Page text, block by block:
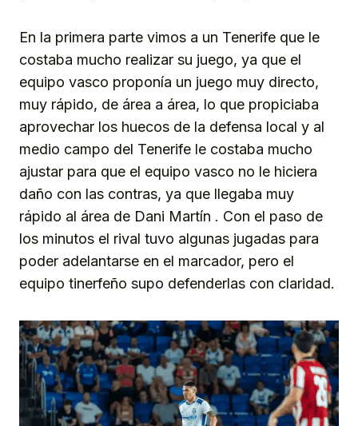
En la primera parte vimos a un Tenerife que le
costaba mucho realizar su juego, ya que el
equipo vasco proponía un juego muy directo,
muy rápido, de área a área, lo que propiciaba
aprovechar los huecos de la defensa local y al
medio campo del Tenerife le costaba mucho
ajustar para que el equipo vasco no le hiciera
daño con las contras, ya que llegaba muy
rápido al área de Dani Martín . Con el paso de
los minutos el rival tuvo algunas jugadas para
poder adelantarse en el marcador, pero el
equipo tinerfeño supo defenderlas con claridad.